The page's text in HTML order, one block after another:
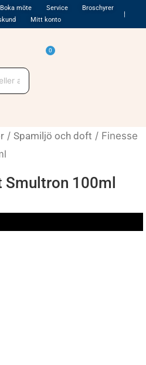
Boka möte Service
Broschyrer
Mitt konto
0
Varukorg
/ Spamiljö och doft / Finesse
100ml